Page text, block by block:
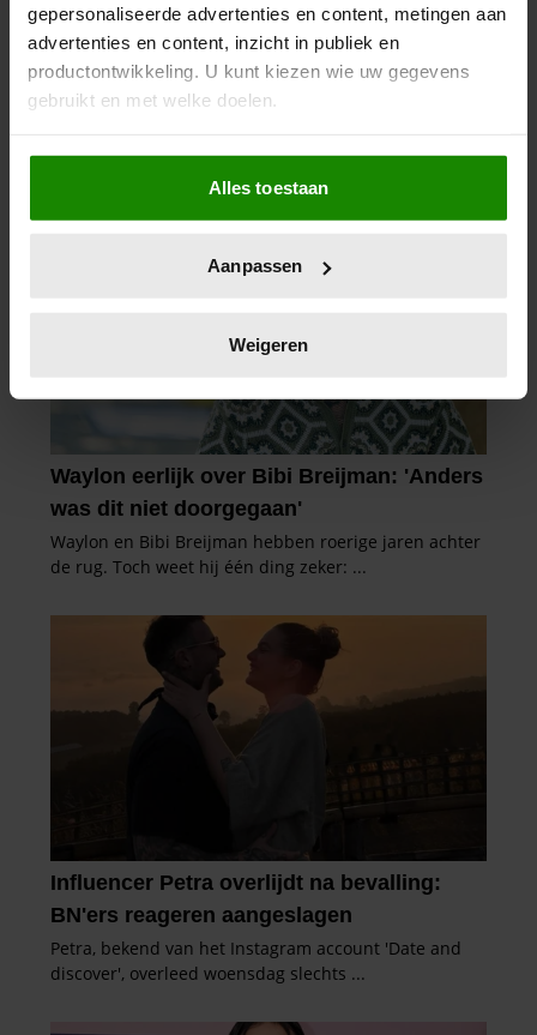
gepersonaliseerde advertenties en content, metingen aan
advertenties en content, inzicht in publiek en
productontwikkeling. U kunt kiezen wie uw gegevens
gebruikt en met welke doelen.
Als u het toestaat, willen we ook graag:
Informatie verzamelen over uw geografische
locatie, die tot een paar meter nauwkeurig kan zijn
scannen op specifieke eigenschappen (fingerprinting)
verwerkt en stel uw voorkeuren in het
intrekken in de Cookieverklaring.
We gebruiken cookies om content en advertenties te
personaliseren, om functies voor social media te bieden
en om ons websiteverkeer te analyseren. Ook delen we
informatie over uw gebruik van onze site met onze
partners voor social media, adverteren en analyse. Deze
informatie die u aan ze heeft verstrekt of die ze hebben
verzameld op basis van uw gebruik van hun services. U
gaat akkoord met onze cookies als u onze website blijft
gebruiken.
Alles toestaan
Aanpassen
Weigeren